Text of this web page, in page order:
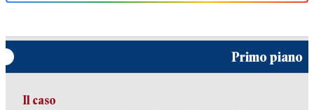
Primo piano
Il caso